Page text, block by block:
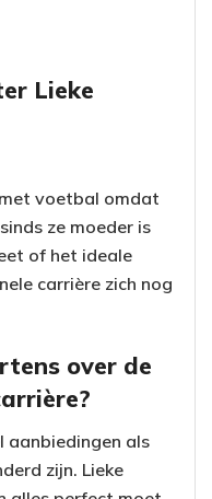
Lieke
voetbal omdat
ze moeder is
of het ideale
carrière zich nog
over de
aanbiedingen als
zijn. Lieke